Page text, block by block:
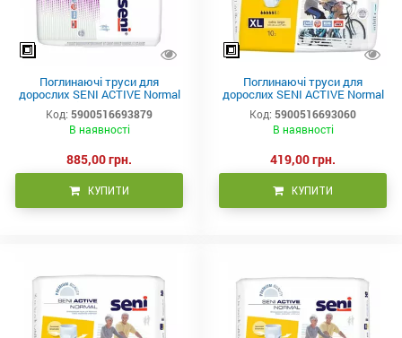
Поглинаючі труси для
дорослих SENI ACTIVE Normal
medium (2) 30шт.
Код: 5900516693879
В наявності
885,00 грн.
КУПИТИ
Поглинаючі труси для
дорослих SENI ACTIVE Normal
extra large (4) 10шт.
Код: 5900516693060
В наявності
419,00 грн.
КУПИТИ